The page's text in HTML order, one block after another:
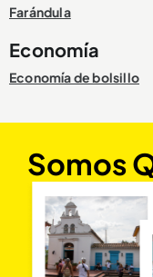
Farándula
Economía
Economía de bolsillo
Somos